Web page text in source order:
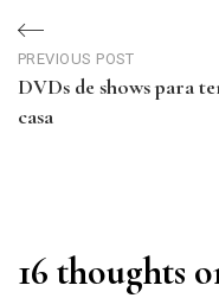
Navegação
de
Post
PREVIOUS POST
DVDs de shows para
casa
16 thoughts